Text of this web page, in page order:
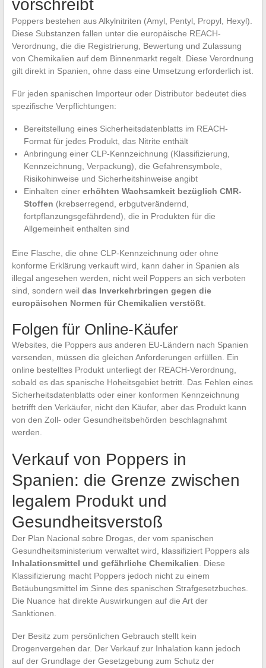
vorschreibt
Poppers bestehen aus Alkylnitriten (Amyl, Pentyl, Propyl, Hexyl).
Diese Substanzen fallen unter die europäische REACH-
Verordnung, die die Registrierung, Bewertung und Zulassung
von Chemikalien auf dem Binnenmarkt regelt. Diese Verordnung
gilt direkt in Spanien, ohne dass eine Umsetzung erforderlich ist.
Für jeden spanischen Importeur oder Distributor bedeutet dies
spezifische Verpflichtungen:
Bereitstellung eines Sicherheitsdatenblatts im REACH-
Format für jedes Produkt, das Nitrite enthält
Anbringung einer CLP-Kennzeichnung (Klassifizierung,
Kennzeichnung, Verpackung), die Gefahrensymbole,
Risikohinweise und Sicherheitshinweise angibt
Einhalten einer erhöhten Wachsamkeit bezüglich CMR-
Stoffen (krebserregend, erbgutverändernd,
fortpflanzungsgefährdend), die in Produkten für die
Allgemeinheit enthalten sind
Eine Flasche, die ohne CLP-Kennzeichnung oder ohne
konforme Erklärung verkauft wird, kann daher in Spanien als
illegal angesehen werden, nicht weil Poppers an sich verboten
sind, sondern weil das Inverkehrbringen gegen die
europäischen Normen für Chemikalien verstößt.
Folgen für Online-Käufer
Websites, die Poppers aus anderen EU-Ländern nach Spanien
versenden, müssen die gleichen Anforderungen erfüllen. Ein
online bestelltes Produkt unterliegt der REACH-Verordnung,
sobald es das spanische Hoheitsgebiet betritt. Das Fehlen eines
Sicherheitsdatenblatts oder einer konformen Kennzeichnung
betrifft den Verkäufer, nicht den Käufer, aber das Produkt kann
von den Zoll- oder Gesundheitsbehörden beschlagnahmt
werden.
Verkauf von Poppers in
Spanien: die Grenze zwischen
legalem Produkt und
Gesundheitsverstoß
Der Plan Nacional sobre Drogas, der vom spanischen
Gesundheitsministerium verwaltet wird, klassifiziert Poppers als
Inhalationsmittel und gefährliche Chemikalien . Diese
Klassifizierung macht Poppers jedoch nicht zu einem
Betäubungsmittel im Sinne des spanischen Strafgesetzbuches.
Die Nuance hat direkte Auswirkungen auf die Art der
Sanktionen.
Der Besitz zum persönlichen Gebrauch stellt kein
Drogenvergehen dar. Der Verkauf zur Inhalation kann jedoch
auf der Grundlage der Gesetzgebung zum Schutz der